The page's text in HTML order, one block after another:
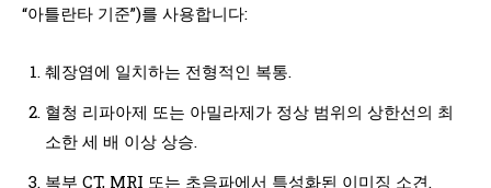
“아틀란타 기준”)를 사용합니다:
췌장염에 일치하는 전형적인 복통.
혈청 리파아제 또는 아밀라제가 정상 범위의 상한선의 최
소한 세 배 이상 상승.
복부 CT, MRI 또는 초음파에서 특성화된 이미징 소견.